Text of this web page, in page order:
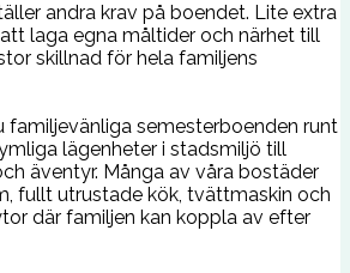
andra krav på boendet. Lite extra
laga egna måltider och närhet till
skillnad för hela familjens
familjevänliga semesterboenden runt
lägenheter i stadsmiljö till
äventyr. Många av våra bostäder
fullt utrustade kök, tvättmaskin och
där familjen kan koppla av efter